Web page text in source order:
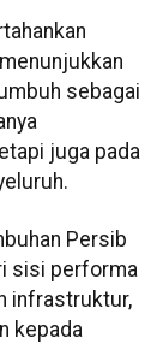
sebagai
juga pada
Persib
sisi performa
infrastruktur,
kepada